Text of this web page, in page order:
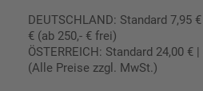
DEUTSCHLAND: Standard 7,95
€ (ab 250,- € frei)
ÖSTERREICH: Standard 24,00 €
(Alle Preise zzgl. MwSt.)